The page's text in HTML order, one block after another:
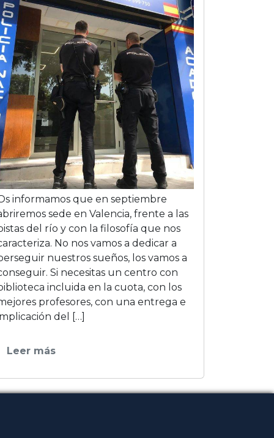
informamos que en septiembre
sede en Valencia, frente a las
del río y con la filosofía que nos
No nos vamos a dedicar a
nuestros sueños, los vamos a
Si necesitas un centro con
incluida en la cuota, con los
profesores, con una entrega e
del […]
Leer más